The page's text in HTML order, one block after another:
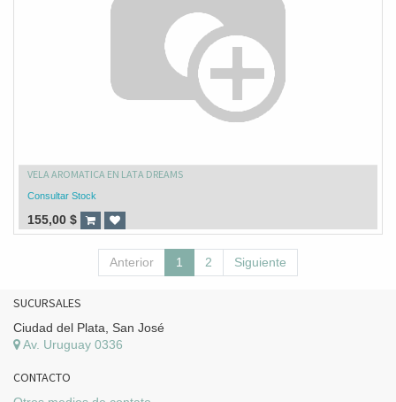
VELA AROMATICA EN LATA DREAMS
Consultar Stock
155,00 $
Anterior 1 2 Siguiente
SUCURSALES
Ciudad del Plata, San José
Av. Uruguay 0336
CONTACTO